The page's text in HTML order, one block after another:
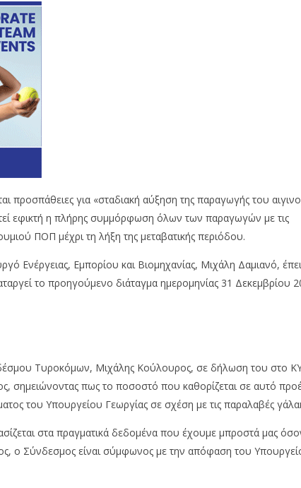
προσπάθειες για «σταδιακή αύξηση της παραγωγής του
εφικτή η πλήρης συμμόρφωση όλων των παραγωγών με τις
ΠΟΠ μέχρι τη λήξη της μεταβατικής περιόδου.
Ενέργειας, Εμπορίου και Βιομηχανίας, Μιχάλη Δαμιανό,
το προηγούμενο διάταγμα ημερομηνίας 31 Δεκεμβρίου
Τυροκόμων, Μιχάλης Κούλουρος, σε δήλωση του στο
σημειώνοντας πως το ποσοστό που καθορίζεται σε αυτό
του Υπουργείου Γεωργίας σε σχέση με τις παραλαβές
στα πραγματικά δεδομένα που έχουμε μπροστά μας
ο Σύνδεσμος είναι σύμφωνος με την απόφαση του